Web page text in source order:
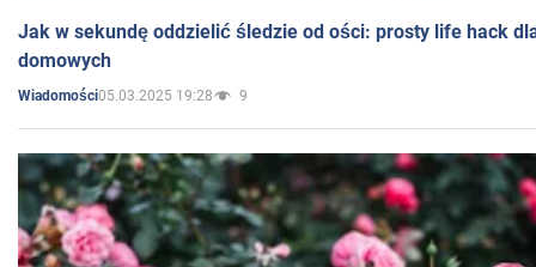
Jak w sekundę oddzielić śledzie od ości: prosty life hack
domowych
Wiadomości05.03.2025 19:28 9